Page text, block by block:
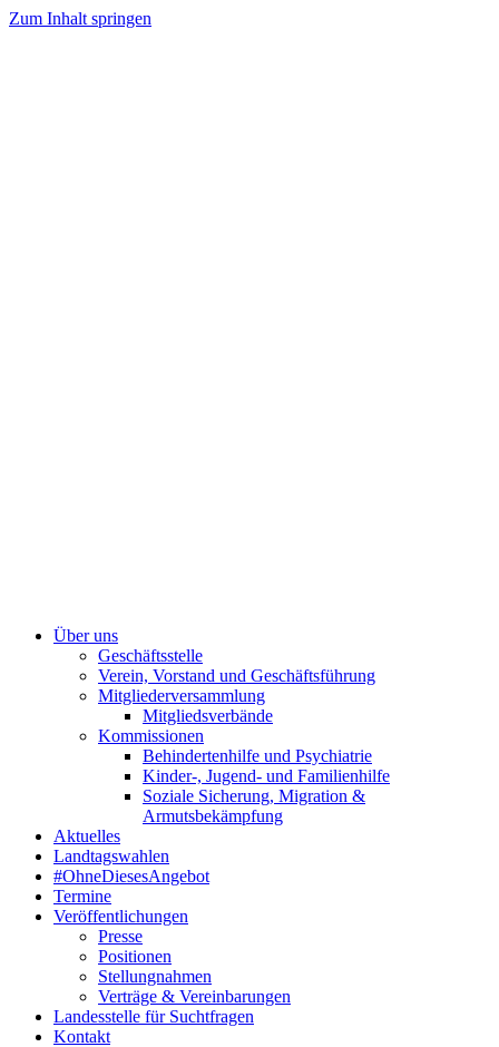
Zum Inhalt springen
Über uns
Geschäftsstelle
Verein, Vorstand und Geschäftsführung
Mitgliederversammlung
Mitgliedsverbände
Kommissionen
Behindertenhilfe und Psychiatrie
Kinder-, Jugend- und Familienhilfe
Soziale Sicherung, Migration &
Armutsbekämpfung
Aktuelles
Landtagswahlen
#OhneDiesesAngebot
Termine
Veröffentlichungen
Presse
Positionen
Stellungnahmen
Verträge & Vereinbarungen
Landesstelle für Suchtfragen
Kontakt